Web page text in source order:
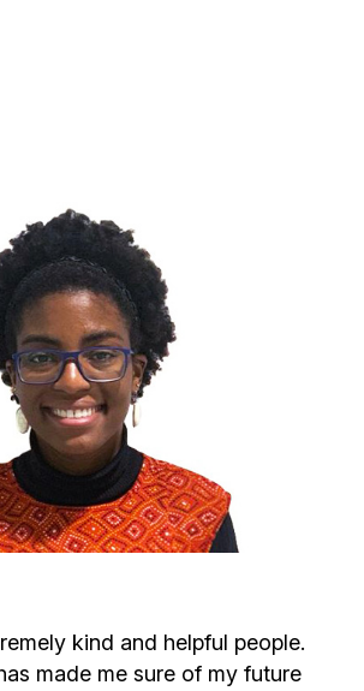
kind and helpful people.
made me sure of my future